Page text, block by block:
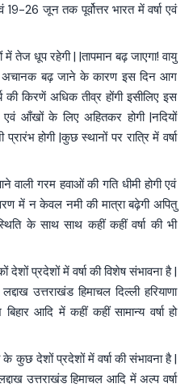
26 जून तक पूर्वोत्तर भारत में वर्षा एवं
तेज धूप रहेगी | |तापमान बढ़ जाएगा! वायु
अचानक बढ़ जाने के कारण इस दिन आग
किरणें अधिक तीव्र होंगी इसीलिए इस
आँखों के लिए अहितकर होगी |नदियों
होगी |कुछ स्थानों पर रात्रि में वर्षा
गरम हवाओं की गति धीमी होगी एवं
में न केवल नमी की मात्रा बढ़ेगी अपितु
के साथ साथ कहीं कहीं वर्षा की भी
प्रदेशों में वर्षा की विशेष संभावना है |
उत्तराखंड हिमाचल दिल्ली हरियाणा
आदि में कहीं कहीं सामान्य वर्षा हो
कुछ देशों प्रदेशों में वर्षा की संभावना है |
उत्तराखंड हिमाचल आदि में अल्प वर्षा